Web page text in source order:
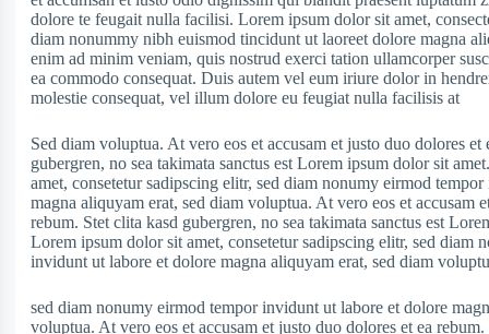
dolore te feugait nulla facilisi. Lorem ipsum dolor sit amet,
diam nonummy nibh euismod tincidunt ut laoreet dolore magna
enim ad minim veniam, quis nostrud exerci tation ullamcorper
ea commodo consequat. Duis autem vel eum iriure dolor in
molestie consequat, vel illum dolore eu feugiat nulla facilisis at
Sed diam voluptua. At vero eos et accusam et justo duo dolores et
gubergren, no sea takimata sanctus est Lorem ipsum dolor sit
amet, consetetur sadipscing elitr, sed diam nonumy eirmod
magna aliquyam erat, sed diam voluptua. At vero eos et accusam
rebum. Stet clita kasd gubergren, no sea takimata sanctus est
Lorem ipsum dolor sit amet, consetetur sadipscing elitr, sed diam
invidunt ut labore et dolore magna aliquyam erat, sed diam
sed diam nonumy eirmod tempor invidunt ut labore et dolore
voluptua. At vero eos et accusam et justo duo dolores et ea